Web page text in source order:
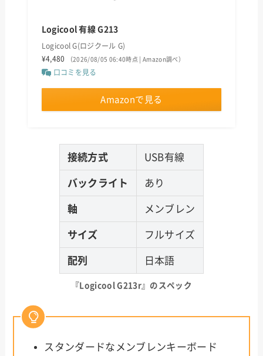
Logicool 有線 G213
Logicool G(ロジクール G)
¥4,480
（2026/08/05 06:40時点 | Amazon調べ）
口コミを見る
Amazonで見る
接続方式 USB有線
バックライト あり
軸 メンブレン
サイズ フルサイズ
配列 日本語
『Logicool G213r』のスペック
スタンダードなメンブレンキーボード